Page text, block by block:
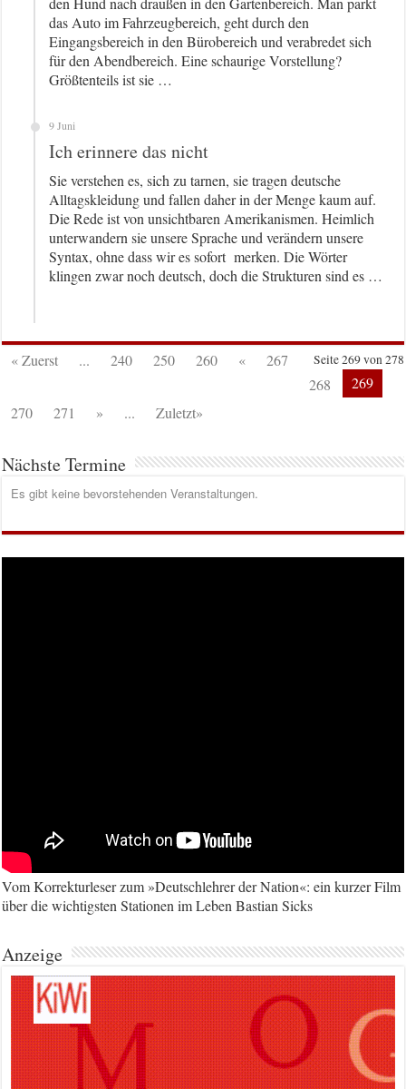
das Auto im Fahrzeugbereich, geht durch den
Eingangsbereich in den Bürobereich und verabredet sich
für den Abendbereich. Eine schaurige Vorstellung?
Größtenteils ist sie …
9 Juni
Ich erinnere das nicht
Sie verstehen es, sich zu tarnen, sie tragen deutsche
Alltagskleidung und fallen daher in der Menge kaum auf.
Die Rede ist von unsichtbaren Amerikanismen. Heimlich
unterwandern sie unsere Sprache und verändern unsere
Syntax, ohne dass wir es sofort merken. Die Wörter
klingen zwar noch deutsch, doch die Strukturen sind es …
Seite 269 von 278
« Zuerst ... 240 250 260 «
267
268
269
270
271 » ... Zuletzt»
Nächste Termine
Es gibt keine bevorstehenden Veranstaltungen.
Vom Korrekturleser zum »Deutschlehrer der Nation«: ein kurzer Film
über die wichtigsten Stationen im Leben Bastian Sicks
Anzeige